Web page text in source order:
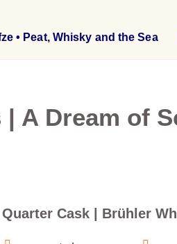
• Peat, Whisky and the Sea
A Dream of
Cask | Brühler